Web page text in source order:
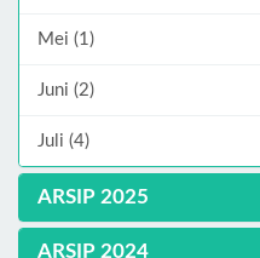
Mei (1)
Juni (2)
Juli (4)
ARSIP 2025
ARSIP 2024